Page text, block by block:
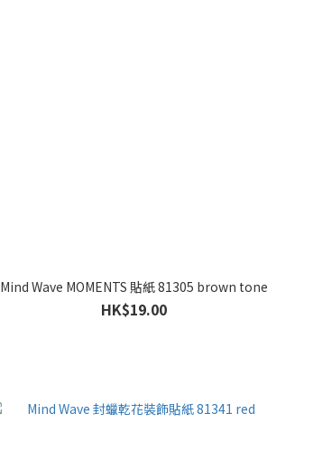
Mind Wave MOMENTS 貼紙 81305 brown tone
HK$19.00